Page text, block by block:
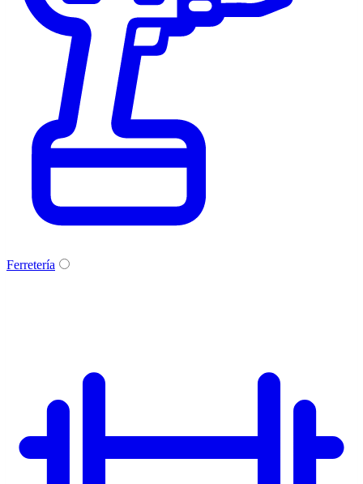
Ferretería